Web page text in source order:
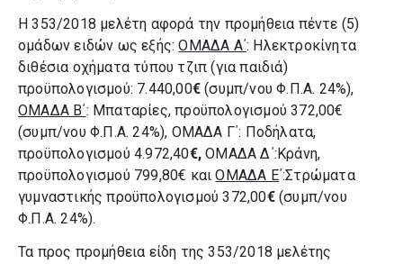
Η 353/2018 μελέτη αφορά την προμήθεια πέντε (5)
ομάδων ειδών ως εξής:ΟΜΑΔΑ Α΄: Ηλεκτροκίνητα
διθέσια οχήματα τύπου τζιπ (για παιδιά)
προϋπολογισμού: 7.440,00€(συμπ/νου Φ.Π.Α. 24%),
ΟΜΑΔΑ Β΄: Μπαταρίες, προϋπολογισμού 372,00€
(συμπ/νου Φ.Π.Α. 24%), ΟΜΑΔΑ Γ΄: Ποδήλατα,
προϋπολογισμού 4.972,40€,ΟΜΑΔΑ Δ΄:Κράνη,
προϋπολογισμού 799,80€ καιΟΜΑΔΑ Ε΄:Στρώματα
γυμναστικής προϋπολογισμού 372,00€(συμπ/νου
Φ.Π.Α. 24%).
Τα προς προμήθεια είδη της 353/2018 μελέτης